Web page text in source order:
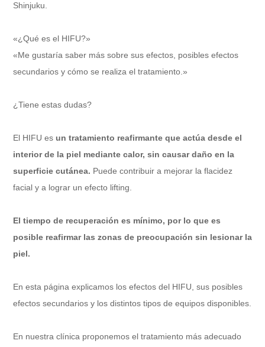
Shinjuku.
«¿Qué es el HIFU?»
«Me gustaría saber más sobre sus efectos, posibles efectos
secundarios y cómo se realiza el tratamiento.»
¿Tiene estas dudas?
El HIFU es un tratamiento reafirmante que actúa desde el
interior de la piel mediante calor, sin causar daño en la
superficie cutánea. Puede contribuir a mejorar la flacidez
facial y a lograr un efecto lifting.
El tiempo de recuperación es mínimo, por lo que es
posible reafirmar las zonas de preocupación sin lesionar la
piel.
En esta página explicamos los efectos del HIFU, sus posibles
efectos secundarios y los distintos tipos de equipos disponibles.
En nuestra clínica proponemos el tratamiento más adecuado